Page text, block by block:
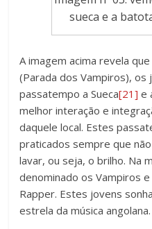
sueca e a
A imagem acima revela
(Parada dos Vampiros),
passatempo a Sueca[21] e
melhor interação e
daquele local. Estes
praticados sempre que
lavar, ou seja, o brilho. Na
denominado os Vampiros
Rapper. Estes jovens
estrela da música angolana.